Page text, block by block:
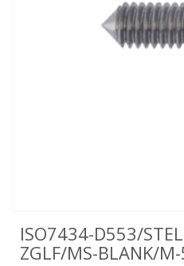
ISO7434-D553/
ZGLF/MS-BLANK/